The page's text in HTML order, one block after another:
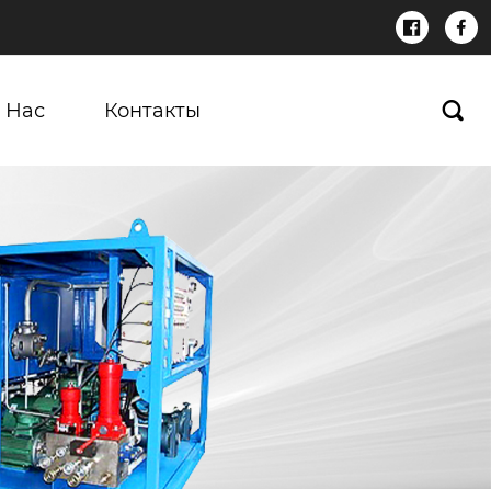
 
Нас Контакты 